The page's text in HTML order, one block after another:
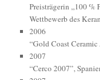
Preisträgerin „100 %
Wettbewerb des
2006
“Gold Coast
2007
“Cerco 2007”,